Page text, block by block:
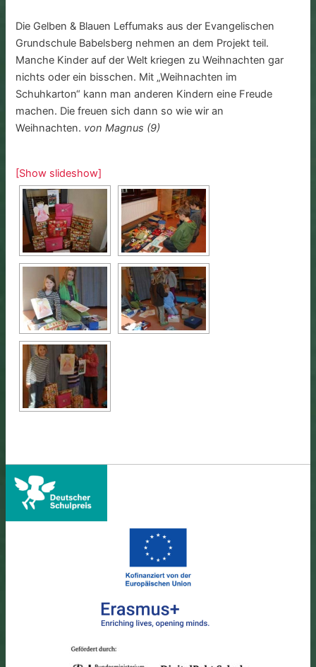
Die Gelben & Blauen Leffumaks aus der Evangelischen
Grundschule Babelsberg nehmen an dem Projekt teil.
Manche Kinder auf der Welt kriegen zu Weihnachten gar
nichts oder ein bisschen. Mit „Weihnachten im
Schuhkarton“ kann man anderen Kindern eine Freude
machen. Die freuen sich dann so wie wir an
Weihnachten. von Magnus (9)
[Show slideshow]